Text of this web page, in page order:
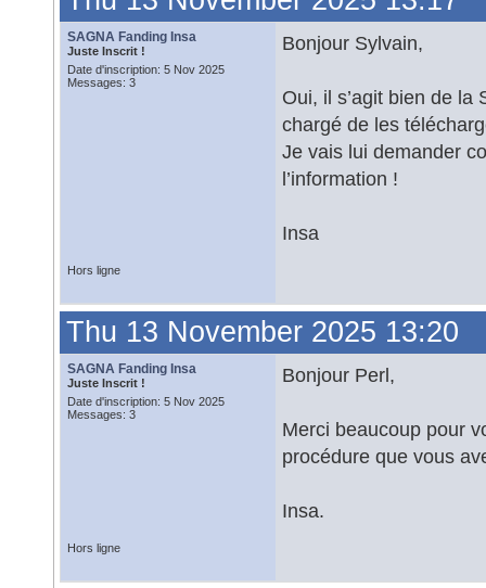
SAGNA Fanding Insa
Juste Inscrit !
Date d'inscription: 5 Nov 2025
Messages: 3
Bonjour Sylvain,
Oui, il s’agit bien de la
chargé de les
Je vais lui demander
l’information !
Insa
Hors ligne
Thu 13 November 2025 13:20
SAGNA Fanding Insa
Juste Inscrit !
Date d'inscription: 5 Nov 2025
Messages: 3
Bonjour Perl,
Merci beaucoup pour
procédure que vous
Insa.
Hors ligne